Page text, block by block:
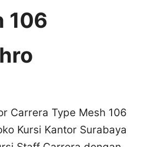
106
Carrera Type Mesh 106
Kursi Kantor Surabaya